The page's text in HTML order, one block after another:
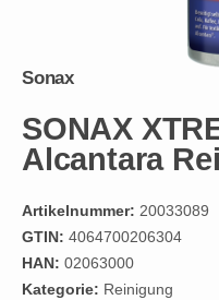
Sonax
SONAX
Alcantara
Artikelnummer: 20033089
GTIN: 4064700206304
HAN: 02063000
Kategorie: Reinigung